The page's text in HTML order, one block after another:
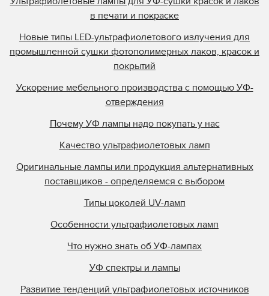
в печати и покраске
Новые типы LED-ультрафиолетового излучения для
промышленной сушки фотополимерных лаков, красок и
покрытий
Ускорение мебельного производства с помощью УФ-
отверждения
Почему УФ лампы надо покупать у нас
Качество ультрафиолетовых ламп
Оригинальные лампы или продукция альтернативных
поставщиков - определяемся с выбором
Типы цоколей UV-ламп
Особенности ультрафиолетовых ламп
Что нужно знать об УФ-лампах
УФ спектры и лампы
Развитие тенденций ультрафиолетовых источников